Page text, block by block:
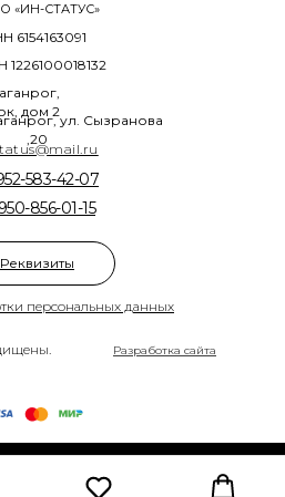
персональных данных
856-01-15
583-42-07
«ИН-СТАТУС»
дом 2
ул. Сызранова
,20
1226100018132
6154163091
Разработка сайта
Реквизиты
Tilda